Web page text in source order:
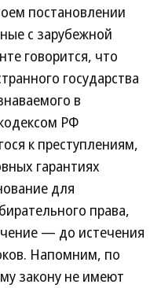
постановлении
с зарубежной
говорится, что
государства
в
РФ
к преступлениям,
гарантиях
для
права,
— до истечения
Напомним, по
закону не имеют